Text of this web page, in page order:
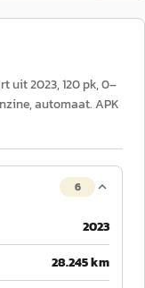
uit 2023, 120 pk, 0–
automaat. APK
6
2023
28.245 km